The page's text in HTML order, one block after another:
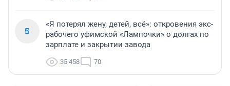
5
«Я потерял жену, детей, всё»: откровения экс-
рабочего уфимской «Лампочки» о долгах по
зарплате и закрытии завода
35 458 70